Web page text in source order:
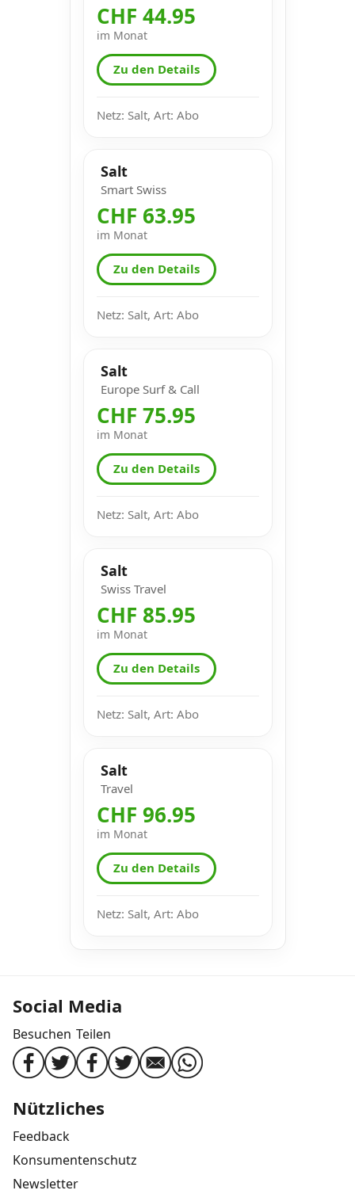
CHF 44.95
im Monat
Zu den Details
Netz: Salt, Art: Abo
Salt
Smart Swiss
CHF 63.95
im Monat
Zu den Details
Netz: Salt, Art: Abo
Salt
Europe Surf & Call
CHF 75.95
im Monat
Zu den Details
Netz: Salt, Art: Abo
Salt
Swiss Travel
CHF 85.95
im Monat
Zu den Details
Netz: Salt, Art: Abo
Salt
Travel
CHF 96.95
im Monat
Zu den Details
Netz: Salt, Art: Abo
Social Media
Besuchen Teilen
Nützliches
Feedback
Konsumentenschutz
Newsletter